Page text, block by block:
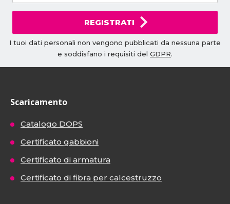
REGISTRATI
I tuoi dati personali non vengono pubblicati da nessuna parte
e soddisfano i requisiti del GDPR.
Scaricamento
Catalogo DOPS
Certificato gabbioni
Certificato di armatura
Certificato di fibra per calcestruzzo